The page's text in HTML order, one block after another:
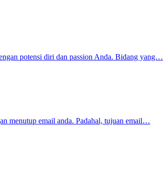
potensi diri dan passion Anda. Bidang yang…
menutup email anda. Padahal, tujuan email…